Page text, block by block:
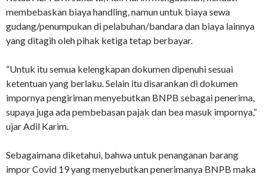
membebaskan biaya handling, namun untuk biaya sewa
gudang/penumpukan di pelabuhan/bandara dan biaya lainnya
yang ditagih oleh pihak ketiga tetap berbayar.
“Untuk itu semua kelengkapan dokumen dipenuhi sesuai
ketentuan yang berlaku. Selain itu disarankan di dokumen
impornya pengiriman menyebutkan BNPB sebagai penerima,
supaya juga ada pembebasan pajak dan bea masuk impornya,”
ujar Adil Karim.
Sebagaimana diketahui, bahwa untuk penanganan barang
impor Covid 19 yang menyebutkan penerimanya BNPB maka